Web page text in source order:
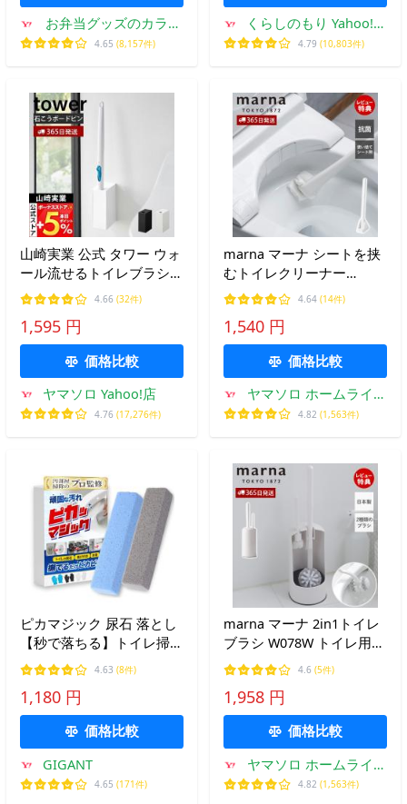
お弁当グッズのカラフ
ルボックス
4.65 (8,157件)
くらしのもり Yahoo!シ
ョッピング店
4.79 (10,803件)
山崎実業 公式 タワー ウォ
ール流せるトイレブラシホ
ルダー 石こうボード壁対
応 tower トイレ 浮かせる
サニタリー 替えブラシ収
納 1838
4.66 (32件)
1,595 円
価格比較
ヤマソロ Yahoo!店
4.76 (17,276件)
marna マーナ シートを挟
むトイレクリーナー
W669W ケース付き 抗菌
ワンタッチ コンパクト 自
立 使い捨てシート フチ裏
に届く 便器 掃除
4.64 (14件)
1,540 円
価格比較
ヤマソロ ホームライフ
店
4.82 (1,563件)
ピカマジック 尿石 落とし
【秒で落ちる】トイレ掃除
尿石落とし 2本セット 五
徳 黄ばみとり 手袋付
4.63 (8件)
1,180 円
価格比較
GIGANT
4.65 (171件)
marna マーナ 2in1トイレ
ブラシ W078W トイレ用
ブラシ ホルダー セット ミ
ニブラシ付き ノズル掃除
便器 アラウーノ推奨 ホワ
イト 日本製
4.6 (5件)
1,958 円
価格比較
ヤマソロ ホームライフ
店
4.82 (1,563件)